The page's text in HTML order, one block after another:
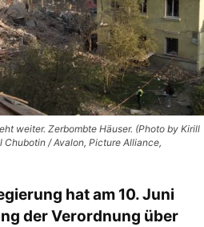
weiter. Zerbombte Häuser. (Photo by Kirill
/ Avalon, Picture Alliance,
hat am 10. Juni
der Verordnung über